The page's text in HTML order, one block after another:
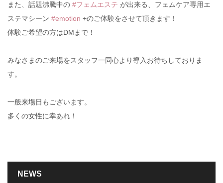
また、話題沸騰中の #フェムエステ が出来る、フェムケア専用エ
ステマシーン #emotion +のご体験をさせて頂きます！
体験ご希望の方はDMまで！
みなさまのご来場をスタッフ一同心より導入お待ちしておりま
す。
一般来場日もございます。
多くの女性に幸あれ！
NEWS